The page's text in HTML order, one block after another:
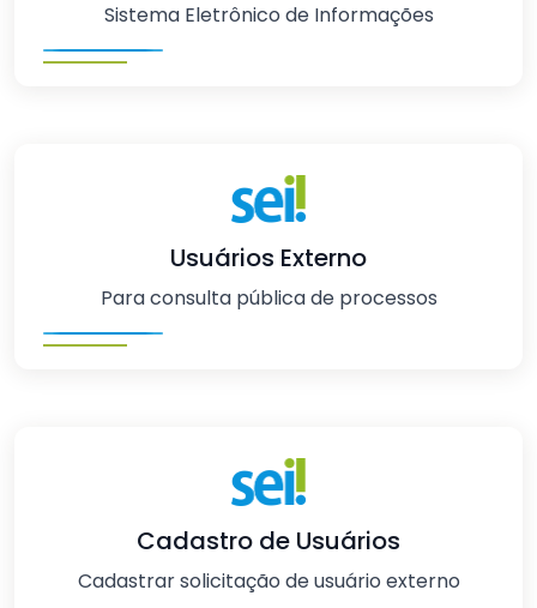
Sistema Eletrônico de Informações
Usuários Externo
Para consulta pública de processos
Cadastro de Usuários
Cadastrar solicitação de usuário externo